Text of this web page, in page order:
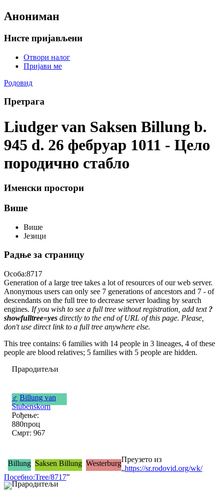
Анониман
Нисте пријављени
Отвори налог
Пријави ме
Родовид
Претрага
Liudger van Saksen Billung b.
945 d. 26 фебруар 1011 - Цело
породично стабло
Именски простори
Више
Више
Језици
Радње за страницу
Особа:8717
Generation of a large tree takes a lot of resources of our web server.
Anonymous users can only see 7 generations of ancestors and 7 - of
descendants on the full tree to decrease server loading by search
engines. If you wish to see a full tree without registration, add text ?
showfulltree=yes directly to the end of URL of this page. Please,
don't use direct link to a full tree anywhere else.
This tree contains: 6 families with 14 people in 3 lineages, 4 of these
people are blood relatives; 5 families with 5 people are hidden.
Прародитељи
♂ Billung van
Stubenskorn
Рођење:
880проц
Смрт: 967
Прародитељи
Billung Saksen Billung WesterburgПреузето из
„https://sr.rodovid.org/wk/
Посебно:Tree/8717”